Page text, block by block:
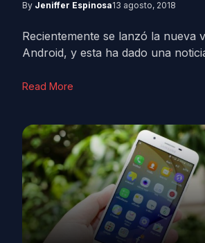
By Jeniffer Espinosa13 agosto, 2018
Recientemente se lanzó la nueva
Android, y esta ha dado una
Read More